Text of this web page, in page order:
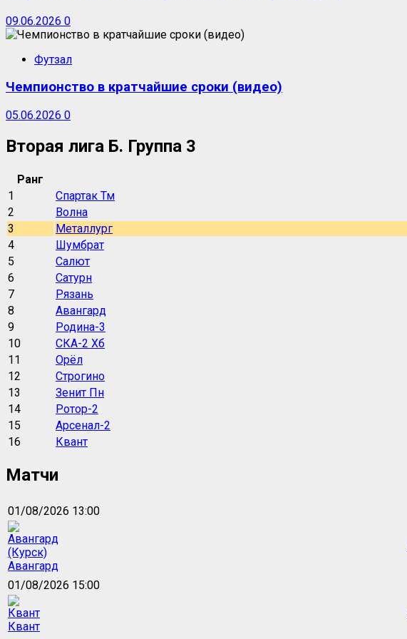
09.06.2026 0
Футзал
Чемпионство в кратчайшие сроки (видео)
05.06.2026 0
Вторая лига Б. Группа 3
Ранг
1
Спартак Тм
2
Волна
3
Металлург
4
Шумбрат
5
Салют
6
Сатурн
7
Рязань
8
Авангард
9
Родина-3
10
СКА-2 Хб
11
Орёл
12
Строгино
13
Зенит Пн
14
Ротор-2
15
Арсенал-2
16
Квант
Матчи
01/08/2026 13:00
Авангард
01/08/2026 15:00
Квант